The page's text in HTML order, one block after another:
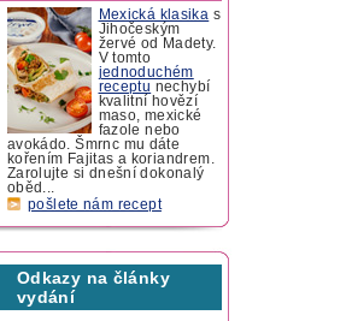
Mexická klasika s
Jihočeským
žervé od Madety.
V tomto
jednoduchém
receptu nechybí
kvalitní hovězí
maso, mexické
fazole nebo
avokádo. Šmrnc mu dáte
kořením Fajitas a koriandrem.
Zarolujte si dnešní dokonalý
oběd...
pošlete nám recept
Odkazy na články
vydání